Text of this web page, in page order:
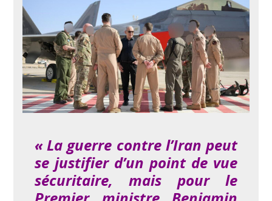
« La guerre contre l’Iran peut
se justifier d’un point de vue
sécuritaire, mais pour le